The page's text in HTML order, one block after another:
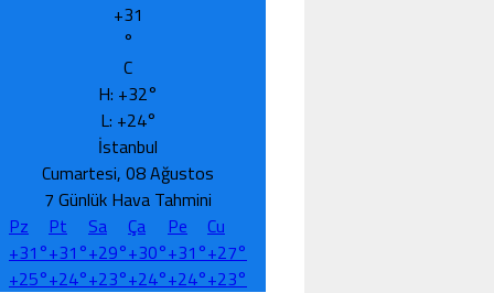
YAŞTA BÜYÜK SORUMLULUK…
ÇÖZÜM ARIYOR!”
+31
°
C
H: +32°
L: +24°
İstanbul
Cumartesi, 08 Ağustos
7 Günlük Hava Tahmini
Pz
Pt Sa Ça Pe
Cu
+31°+31°+29°+30°+31°+27°
+25°+24°+23°+24°+24°+23°